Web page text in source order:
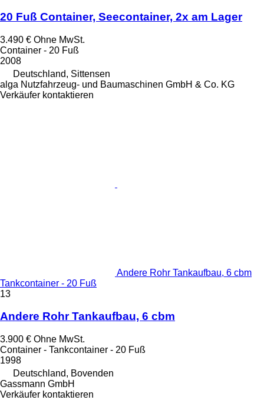
20 Fuß Container, Seecontainer, 2x am Lager
3.490 € Ohne MwSt.
Container - 20 Fuß
2008
Deutschland, Sittensen
alga Nutzfahrzeug- und Baumaschinen GmbH & Co. KG
Verkäufer kontaktieren
Andere Rohr Tankaufbau, 6 cbm
Tankcontainer - 20 Fuß
13
Andere Rohr Tankaufbau, 6 cbm
3.900 € Ohne MwSt.
Container - Tankcontainer - 20 Fuß
1998
Deutschland, Bovenden
Gassmann GmbH
Verkäufer kontaktieren